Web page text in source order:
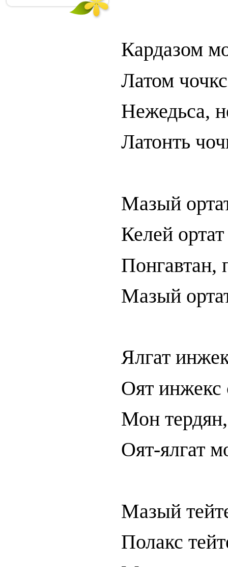
Кардазом
Латом
Нежедьса,
Латонть
Мазый
Келей
Понгавтан,
Мазый
Ялгат
Оят инжекс
Мон
Оят-ялгат
Мазый
Полакс